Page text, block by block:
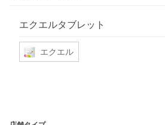
エクエルタブレット
エクエル